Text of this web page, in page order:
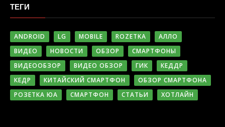
ТЕГИ
ANDROID LG MOBILE ROZETKA
АЛЛО
ВИДЕО
НОВОСТИ ОБЗОР
СМАРТФОНЫ
ВИДЕООБЗОР
ВИДЕО ОБЗОР ГИК
КЕДДР
КЕДР
КИТАЙСКИЙ СМАРТФОН
ОБЗОР СМАРТФОНА
РОЗЕТКА ЮА
СМАРТФОН СТАТЬИ ХОТЛАЙН